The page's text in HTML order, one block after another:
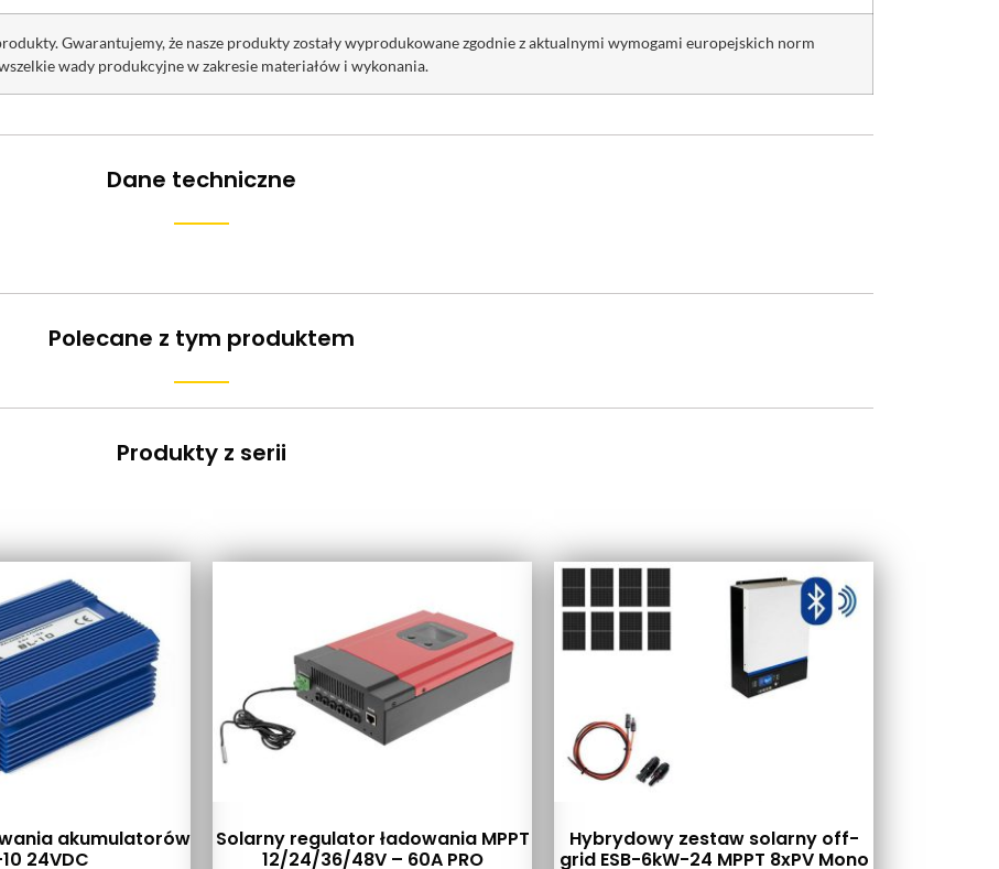
Gwarantujemy, że nasze produkty zostały wyprodukowane zgodnie z aktualnymi wymogami europejskich norm
wady produkcyjne w zakresie materiałów i wykonania.
Dane techniczne
Polecane z tym produktem
Produkty z serii
akumulatorów
24VDC
Solarny regulator ładowania MPPT
12/24/36/48V – 60A PRO
Hybrydowy zestaw solarny off-
grid ESB-6kW-24 MPPT 8xPV Mono